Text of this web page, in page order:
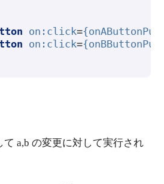
on:click=
on:click=
て a,b の変更に対して実行され